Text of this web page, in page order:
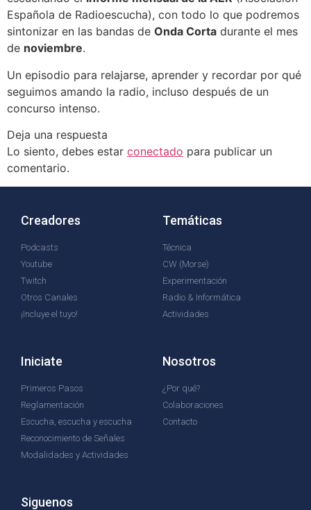
Española de Radioescucha), con todo lo que podremos
sintonizar en las bandas de Onda Corta durante el mes
de noviembre.
Un episodio para relajarse, aprender y recordar por qué
seguimos amando la radio, incluso después de un
concurso intenso.
Deja una respuesta
Lo siento, debes estar conectado para publicar un
comentario.
Creadores
Podcasts
Youtube
Twitch
Otros Canales
¡Incluye el tuyo!
Temáticas
Técnica
CW (Morse)
Experimentación
Radio & Informática
Actividades
Iniciate
Primeros Pasos
Reglamentación
Escucha, escucha y escucha
Reconocimiento de Señales
Modalidades y Actividades
Nosotros
¿Por qué?
Colaboraciones
Contacto
Siguenos